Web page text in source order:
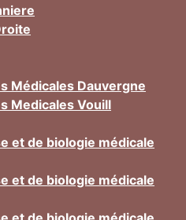
Médicales Dauvergne
Medicales Vouill
et de biologie médicale
et de biologie médicale